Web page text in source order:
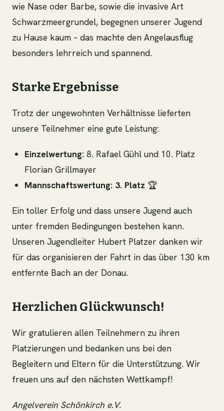
wie Nase oder Barbe, sowie die invasive Art
Schwarzmeergrundel, begegnen unserer Jugend
zu Hause kaum – das machte den Angelausflug
besonders lehrreich und spannend.
Starke Ergebnisse
Trotz der ungewohnten Verhältnisse lieferten
unsere Teilnehmer eine gute Leistung:
Einzelwertung:8. Rafael Gühl und 10. Platz
Florian Grillmayer
Mannschaftswertung: 3. Platz 🏆
Ein toller Erfolg und dass unsere Jugend auch
unter fremden Bedingungen bestehen kann.
Unseren Jugendleiter Hubert Platzer danken wir
für das organisieren der Fahrt in das über 130 km
entfernte Bach an der Donau.
Herzlichen Glückwunsch!
Wir gratulieren allen Teilnehmern zu ihren
Platzierungen und bedanken uns bei den
Begleitern und Eltern für die Unterstützung. Wir
freuen uns auf den nächsten Wettkampf!
Angelverein Schönkirch e.V.